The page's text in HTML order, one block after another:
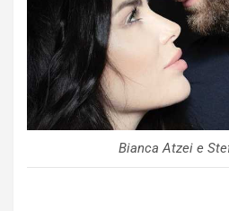
Bianca Atzei e